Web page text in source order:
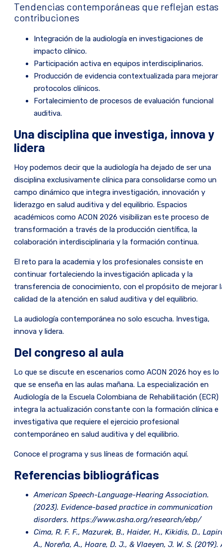
Tendencias contemporáneas que reflejan estas
contribuciones
Integración de la audiología en investigaciones de
impacto clínico.
Participación activa en equipos interdisciplinarios.
Producción de evidencia contextualizada para mejorar
protocolos clínicos.
Fortalecimiento de procesos de evaluación funcional
auditiva.
Una disciplina que investiga, innova y
lidera
Hoy podemos decir que la audiología ha dejado de ser una
disciplina exclusivamente clínica para consolidarse como un
campo dinámico que integra investigación, innovación y
liderazgo en salud auditiva y del equilibrio. Espacios
académicos como ACON 2026 visibilizan este proceso de
transformación a través de la producción científica, la
colaboración interdisciplinaria y la formación continua.
El reto para la academia y los profesionales consiste en
continuar fortaleciendo la investigación aplicada y la
transferencia de conocimiento, con el propósito de mejorar
calidad de la atención en salud auditiva y del equilibrio.
La audiología contemporánea no solo escucha. Investiga,
innova y lidera.
Del congreso al aula
Lo que se discute en escenarios como ACON 2026 hoy es lo
que se enseña en las aulas mañana. La especialización en
Audiología de la Escuela Colombiana de Rehabilitación (ECR)
integra la actualización constante con la formación clínica e
investigativa que requiere el ejercicio profesional
contemporáneo en salud auditiva y del equilibrio.
Conoce el programa y sus líneas de formación aquí.
Referencias bibliográficas
American Speech-Language-Hearing Association.
(2023). Evidence-based practice in communication
disorders. https://www.asha.org/research/ebp/
Cima, R. F. F., Mazurek, B., Haider, H., Kikidis, D.,
A., Noreña, A., Hoare, D. J., & Vlaeyen, J. W. S. (2019).